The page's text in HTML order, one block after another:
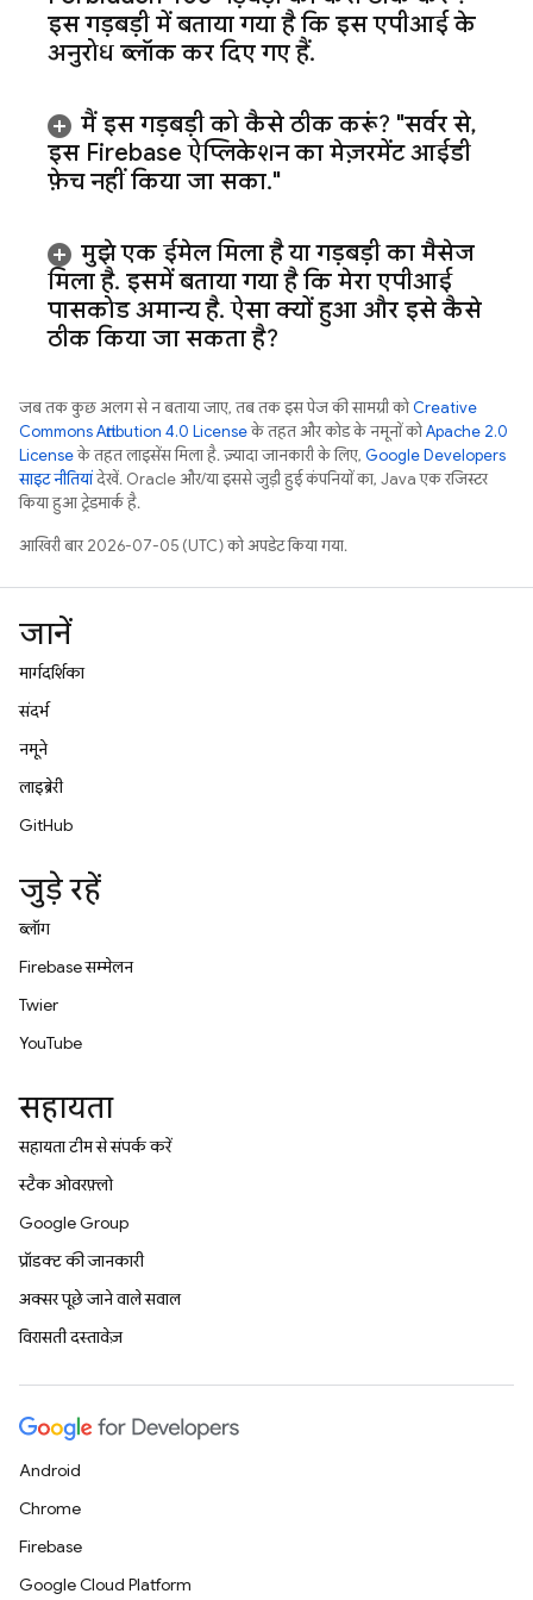
इस गड़बड़ी में बताया गया है कि इस एपीआई के
अनुरोध ब्लॉक कर दिए गए हैं.
मैं इस गड़बड़ी को कैसे ठीक करूं? "सर्वर से,
इस Firebase ऐप्लिकेशन का मेज़रमेंट आईडी
फ़ेच नहीं किया जा सका."
मुझे एक ईमेल मिला है या गड़बड़ी का मैसेज
मिला है. इसमें बताया गया है कि मेरा एपीआई
पासकोड अमान्य है. ऐसा क्यों हुआ और इसे कैसे
ठीक किया जा सकता है?
जब तक कुछ अलग से न बताया जाए, तब तक इस पेज की सामग्री कोCreative
Commons Attribution 4.0 Licenseके तहत और कोड के नमूनों कोApache 2.0
Licenseके तहत लाइसेंस मिला है. ज़्यादा जानकारी के लिए, Google Developers
साइट नीतियांदेखें. Oracle और/या इससे जुड़ी हुई कंपनियों का, Java एक रजिस्टर
किया हुआ ट्रेडमार्क है.
आखिरी बार 2026-07-05 (UTC) को अपडेट किया गया.
जानें
मार्गदर्शिका
संदर्भ
नमूने
लाइब्रेरी
GitHub
जुड़े रहें
ब्लॉग
Firebase सम्मेलन
Twitter
YouTube
सहायता
सहायता टीम से संपर्क करें
स्टैक ओवरफ़्लो
Google Group
प्रॉडक्ट की जानकारी
अक्सर पूछे जाने वाले सवाल
विरासती दस्तावेज़
Android
Chrome
Firebase
Google Cloud Platform